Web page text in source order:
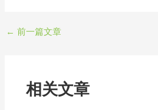
← 前一篇文章
相关文章